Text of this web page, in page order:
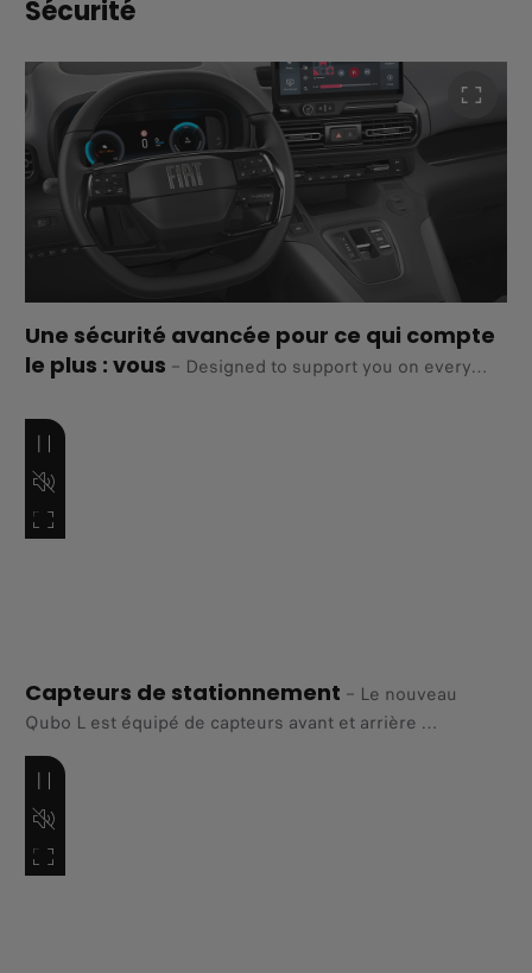
Sécurité
Une sécurité avancée pour ce qui compte
le plus : vous – Designed to support you on every
driver assistance systems to help you
drive with confidence, awareness, and peace of mind.​
Capteurs de stationnement – Le nouveau
Qubo L est équipé de capteurs avant et arrière
pour faciliter même les manœuvres les plus complexes.